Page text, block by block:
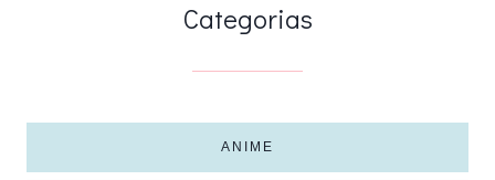
Categorias
ANIME